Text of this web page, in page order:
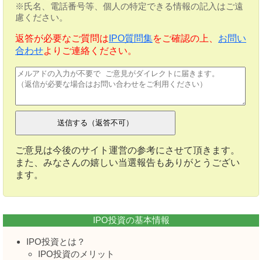
※氏名、電話番号等、個人の特定できる情報の記入はご遠
慮ください。
返答が必要なご質問は IPO質問集をご確認の上、 お問い
合わせよりご連絡ください。
ご意見は今後のサイト運営の参考にさせて頂きます。
また、みなさんの嬉しい当選報告もありがとうござい
ます。
IPO投資の基本情報
IPO投資とは？
IPO投資のメリット